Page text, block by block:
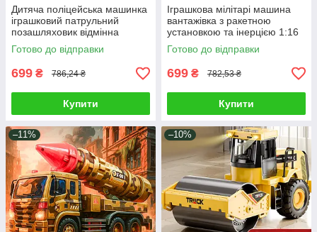
Дитяча поліцейська машинка
іграшковий патрульний
позашляховик відмінна
деталізація відчиняються
двері багажник
Готово до відправки
699 ₴ 786,24 ₴
Купити
Іграшкова мілітарі машина
вантажівка з ракетною
установкою та інерцією 1:16
Дитяча військова техніка
Світло ефекти
Готово до відправки
699 ₴ 782,53 ₴
Купити
–11% –10%